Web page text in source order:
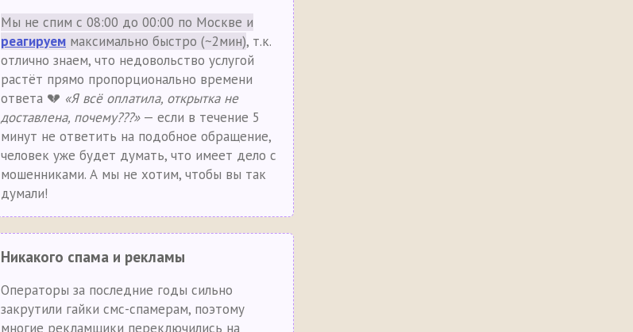
Мы не спим с 08:00 до 00:00 по Москве и
реагируем максимально быстро (~2мин), т.к.
отлично знаем, что недовольство услугой
растёт прямо пропорционально времени
ответа 💔 «Я всё оплатила, открытка не
доставлена, почему???»— если в течение 5
минут не ответить на подобное обращение,
человек уже будет думать, что имеет дело с
мошенниками. А мы не хотим, чтобы вы так
думали!
Никакого спама и рекламы
Операторы за последние годы сильно
закрутили гайки смс-спамерам, поэтому
многие рекламщики переключились на